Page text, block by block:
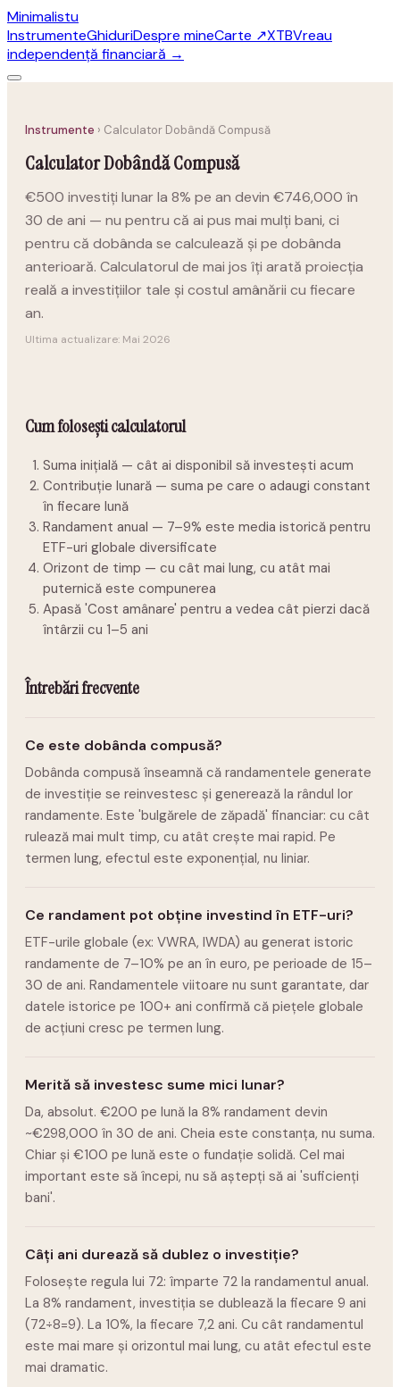
Minimalistu
InstrumenteGhiduriDespre mineCarte ↗XTBVreau
independență financiară →
Instrumente › Calculator Dobândă Compusă
Calculator Dobândă Compusă
€500 investiți lunar la 8% pe an devin €746,000 în
30 de ani — nu pentru că ai pus mai mulți bani, ci
pentru că dobânda se calculează și pe dobânda
anterioară. Calculatorul de mai jos îți arată proiecția
reală a investițiilor tale și costul amânării cu fiecare
an.
Ultima actualizare: Mai 2026
Cum folosești calculatorul
Suma inițială — cât ai disponibil să investești acum
Contribuție lunară — suma pe care o adaugi constant
în fiecare lună
Randament anual — 7–9% este media istorică pentru
ETF-uri globale diversificate
Orizont de timp — cu cât mai lung, cu atât mai
puternică este compunerea
Apasă 'Cost amânare' pentru a vedea cât pierzi dacă
întârzii cu 1–5 ani
Întrebări frecvente
Ce este dobânda compusă?
Dobânda compusă înseamnă că randamentele generate
de investiție se reinvestesc și generează la rândul lor
randamente. Este 'bulgărele de zăpadă' financiar: cu cât
rulează mai mult timp, cu atât crește mai rapid. Pe
termen lung, efectul este exponențial, nu liniar.
Ce randament pot obține investind în ETF-uri?
ETF-urile globale (ex: VWRA, IWDA) au generat istoric
randamente de 7–10% pe an în euro, pe perioade de 15–
30 de ani. Randamentele viitoare nu sunt garantate, dar
datele istorice pe 100+ ani confirmă că piețele globale
de acțiuni cresc pe termen lung.
Merită să investesc sume mici lunar?
Da, absolut. €200 pe lună la 8% randament devin
~€298,000 în 30 de ani. Cheia este constanța, nu suma.
Chiar și €100 pe lună este o fundație solidă. Cel mai
important este să începi, nu să aștepți să ai 'suficienți
bani'.
Câți ani durează să dublez o investiție?
Folosește regula lui 72: împarte 72 la randamentul anual.
La 8% randament, investiția se dublează la fiecare 9 ani
(72÷8=9). La 10%, la fiecare 7,2 ani. Cu cât randamentul
este mai mare și orizontul mai lung, cu atât efectul este
mai dramatic.